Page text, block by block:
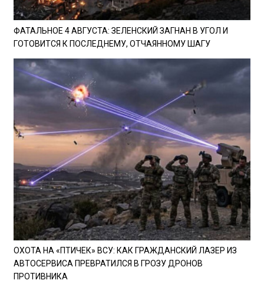
ФАТАЛЬНОЕ 4 АВГУСТА: ЗЕЛЕНСКИЙ ЗАГНАН В УГОЛ И
ГОТОВИТСЯ К ПОСЛЕДНЕМУ, ОТЧАЯННОМУ ШАГУ
ОХОТА НА «ПТИЧЕК» ВСУ: КАК ГРАЖДАНСКИЙ ЛАЗЕР ИЗ
АВТОСЕРВИСА ПРЕВРАТИЛСЯ В ГРОЗУ ДРОНОВ
ПРОТИВНИКА